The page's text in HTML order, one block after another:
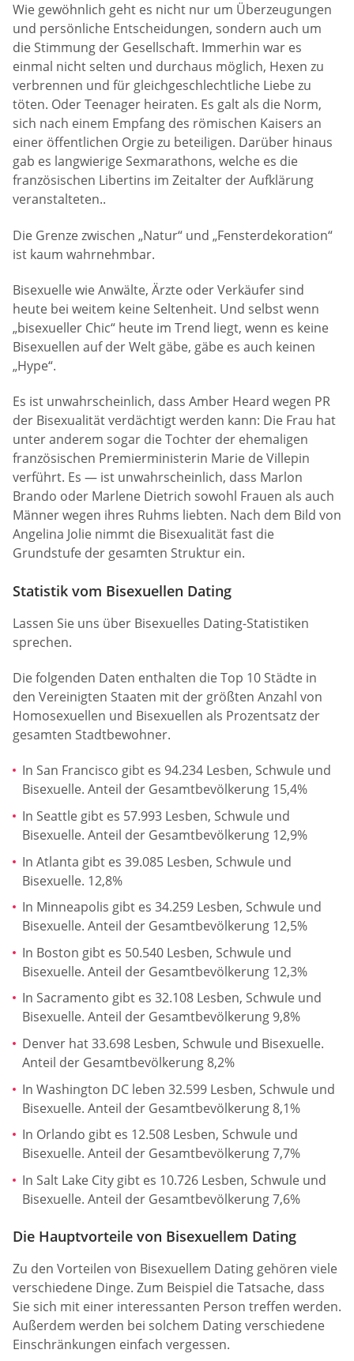
Wie gewöhnlich geht es nicht nur um Überzeugungen
und persönliche Entscheidungen, sondern auch um
die Stimmung der Gesellschaft. Immerhin war es
einmal nicht selten und durchaus möglich, Hexen zu
verbrennen und für gleichgeschlechtliche Liebe zu
töten. Oder Teenager heiraten. Es galt als die Norm,
sich nach einem Empfang des römischen Kaisers an
einer öffentlichen Orgie zu beteiligen. Darüber hinaus
gab es langwierige Sexmarathons, welche es die
französischen Libertins im Zeitalter der Aufklärung
veranstalteten..
Die Grenze zwischen „Natur“ und „Fensterdekoration“
ist kaum wahrnehmbar.
Bisexuelle wie Anwälte, Ärzte oder Verkäufer sind
heute bei weitem keine Seltenheit. Und selbst wenn
„bisexueller Chic“ heute im Trend liegt, wenn es keine
Bisexuellen auf der Welt gäbe, gäbe es auch keinen
„Hype“.
Es ist unwahrscheinlich, dass Amber Heard wegen PR
der Bisexualität verdächtigt werden kann: Die Frau hat
unter anderem sogar die Tochter der ehemaligen
französischen Premierministerin Marie de Villepin
verführt. Es — ist unwahrscheinlich, dass Marlon
Brando oder Marlene Dietrich sowohl Frauen als auch
Männer wegen ihres Ruhms liebten. Nach dem Bild von
Angelina Jolie nimmt die Bisexualität fast die
Grundstufe der gesamten Struktur ein.
Statistik vom Bisexuellen Dating
Lassen Sie uns über Bisexuelles Dating-Statistiken
sprechen.
Die folgenden Daten enthalten die Top 10 Städte in
den Vereinigten Staaten mit der größten Anzahl von
Homosexuellen und Bisexuellen als Prozentsatz der
gesamten Stadtbewohner.
In San Francisco gibt es 94.234 Lesben, Schwule und
Bisexuelle. Anteil der Gesamtbevölkerung 15,4%
In Seattle gibt es 57.993 Lesben, Schwule und
Bisexuelle. Anteil der Gesamtbevölkerung 12,9%
In Atlanta gibt es 39.085 Lesben, Schwule und
Bisexuelle. 12,8%
In Minneapolis gibt es 34.259 Lesben, Schwule und
Bisexuelle. Anteil der Gesamtbevölkerung 12,5%
In Boston gibt es 50.540 Lesben, Schwule und
Bisexuelle. Anteil der Gesamtbevölkerung 12,3%
In Sacramento gibt es 32.108 Lesben, Schwule und
Bisexuelle. Anteil der Gesamtbevölkerung 9,8%
Denver hat 33.698 Lesben, Schwule und Bisexuelle.
Anteil der Gesamtbevölkerung 8,2%
In Washington DC leben 32.599 Lesben, Schwule und
Bisexuelle. Anteil der Gesamtbevölkerung 8,1%
In Orlando gibt es 12.508 Lesben, Schwule und
Bisexuelle. Anteil der Gesamtbevölkerung 7,7%
In Salt Lake City gibt es 10.726 Lesben, Schwule und
Bisexuelle. Anteil der Gesamtbevölkerung 7,6%
Die Hauptvorteile von Bisexuellem Dating
Zu den Vorteilen von Bisexuellem Dating gehören viele
verschiedene Dinge. Zum Beispiel die Tatsache, dass
Sie sich mit einer interessanten Person treffen werden.
Außerdem werden bei solchem Dating verschiedene
Einschränkungen einfach vergessen.